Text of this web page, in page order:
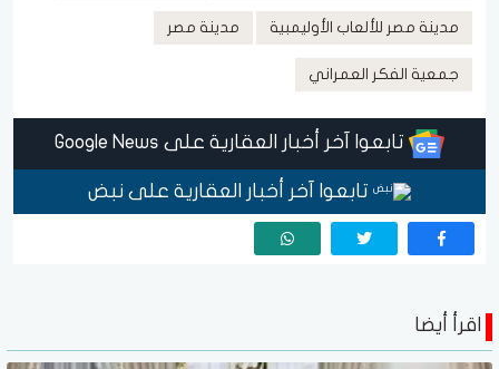
مدينة مصر للألعاب الأوليمبية مدينة مصر
جمعية الفكر العمراني
تابعوا آخر أخبار العقارية على Google News
تابعوا آخر أخبار العقارية على نبض
اقرأ أيضا